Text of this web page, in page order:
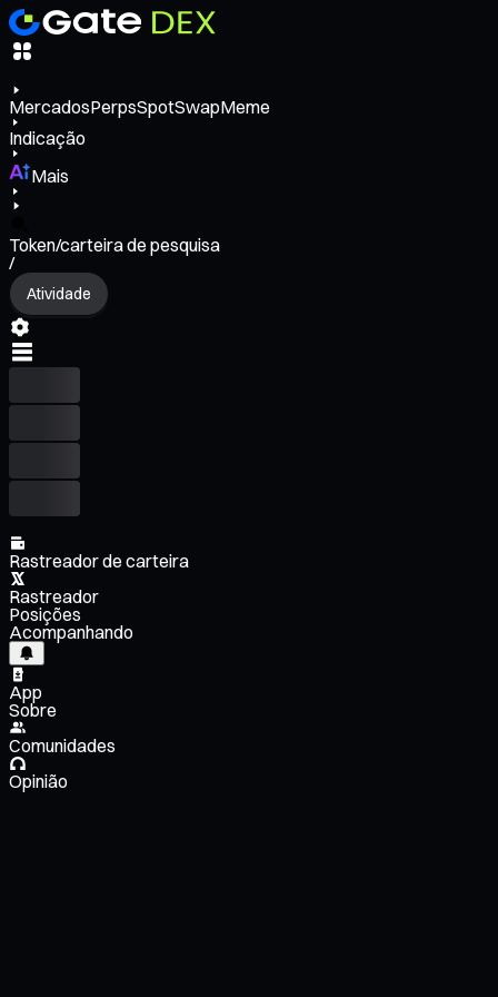
MercadosPerpsSpotSwapMeme
Indicação
Mais
Token/carteira de pesquisa
/
Atividade
Rastreador de carteira
Rastreador
Posições
Acompanhando
App
Sobre
Comunidades
Opinião